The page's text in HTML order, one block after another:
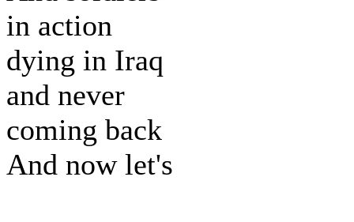
in action
dying in Iraq
and never
coming back
And now let's